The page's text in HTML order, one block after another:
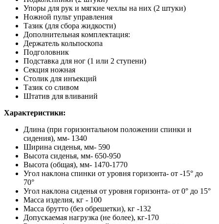
Упоры для рук и мягкие чехлы на них (2 штуки)
Ножной пульт управления
Тазик (для сбора жидкости)
Дополнительная комплектация:
Держатель кольпоскопа
Подголовник
Подставка для ног (1 или 2 ступени)
Секция ножная
Столик для инъекций
Тазик со сливом
Штатив для вливаний
Характеристики:
Длина (при горизонтальном положении спинки и
сидения), мм- 1340
Ширина сиденья, мм- 590
Высота сиденья, мм- 650-950
Высота (общая), мм- 1470-1770
Угол наклона спинки от уровня горизонта- от -15° до
70°
Угол наклона сиденья от уровня горизонта- от 0° до 15°
Масса изделия, кг - 100
Масса брутто (без обрешетки), кг -132
Допускаемая нагрузка (не более), кг-170